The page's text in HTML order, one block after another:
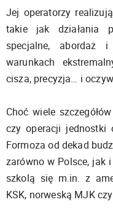
Jej operatorzy
takie jak działania
specjalne, abordaż
warunkach
cisza, precyzja… i
Choć wiele
czy operacji jednostki
Formoza od dekad
zarówno w Polsce, jak
szkolą się m.in. z
KSK, norweską MJK